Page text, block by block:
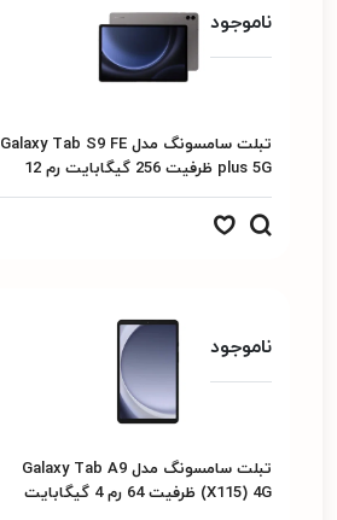
ناموجود
تبلت سامسونگ مدل Galaxy Tab S9 FE
plus 5G ظرفیت 256 گیگابایت رم 12
گیگابایت
ناموجود
تبلت سامسونگ مدل Galaxy Tab A9
(X115) 4G ظرفیت 64 رم 4 گیگابایت